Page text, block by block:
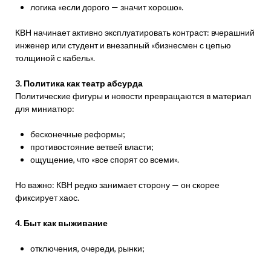
логика «если дорого — значит хорошо».
КВН начинает активно эксплуатировать контраст: вчерашний
инженер или студент и внезапный «бизнесмен с цепью
толщиной с кабель».
3. Политика как театр абсурда
Политические фигуры и новости превращаются в материал
для миниатюр:
бесконечные реформы;
противостояние ветвей власти;
ощущение, что «все спорят со всеми».
Но важно: КВН редко занимает сторону — он скорее
фиксирует хаос.
4. Быт как выживание
отключения, очереди, рынки;